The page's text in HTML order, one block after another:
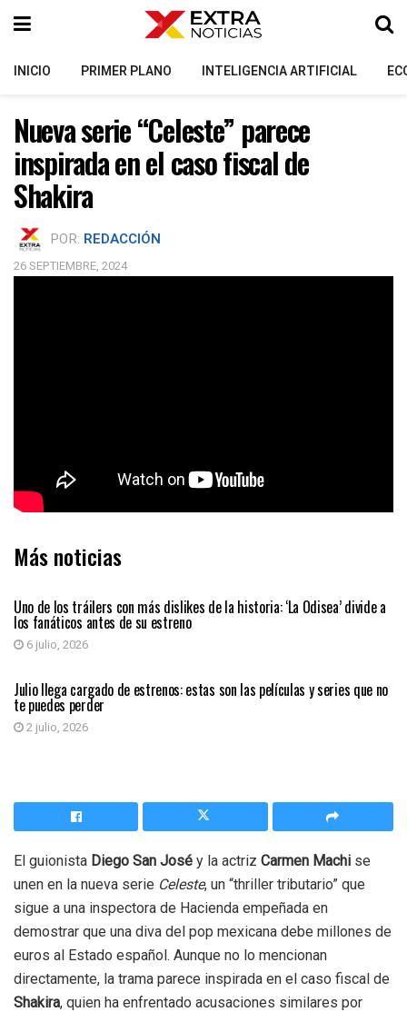
INICIO PRIMER PLANO INTELIGENCIA ARTIFICIAL
Nueva serie “Celeste” parece
inspirada en el caso fiscal de
Shakira
POR: REDACCIÓN
26 SEPTIEMBRE, 2024
Más noticias
Uno de los tráilers con más dislikes de la historia: ‘La Odisea’ divide a
los fanáticos antes de su estreno
6 julio, 2026
ENTRETENIMIENTO
Julio llega cargado de estrenos: estas son las películas y series que no
te puedes perder
2 julio, 2026
El guionista Diego San José y la actriz Carmen Machi se
unen en la nueva serie Celeste, un “thriller tributario” que
sigue a una inspectora de Hacienda empeñada en
demostrar que una diva del pop mexicana debe millones de
euros al Estado español. Aunque no lo mencionan
directamente, la trama parece inspirada en el caso fiscal de
Shakira, quien ha enfrentado acusaciones similares por